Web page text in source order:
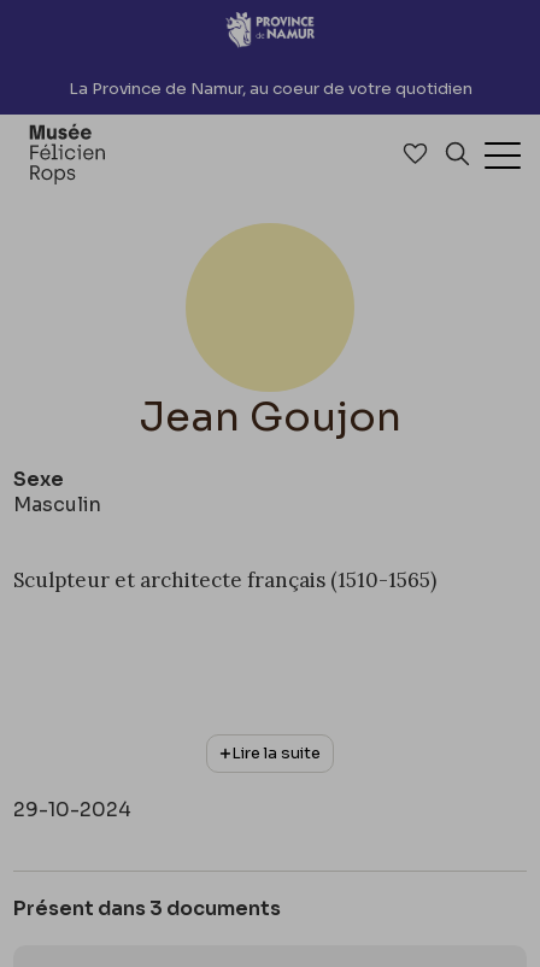
Accèder directement au contenu
La Province de Namur, au coeur de votre quotidien
Accéder à
Jean Goujon
Sexe
Masculin
Sculpteur et architecte français (1510-1565)
Lire la suite
29-10-2024
Présent dans 3 documents